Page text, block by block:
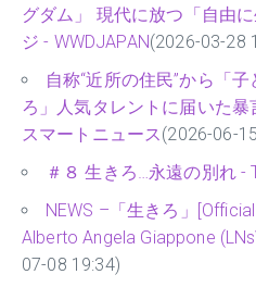
グダム」 現代に放つ「自由
ジ - WWDJAPAN(2026-03-28
自称“近所の住民”から「
ろ」人気タレントに届いた
スマートニュース(2026-06-
＃８ 生きろ…永遠の別れ -
NEWS –「生きろ」
Alberto Angela Giappone
07-08 19:34)